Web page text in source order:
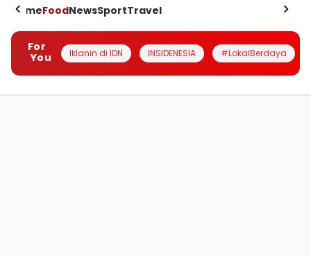
HomeFoodNewsSportTravel
For
You
Iklanin di IDN INSIDENESIA #LokalBerdaya